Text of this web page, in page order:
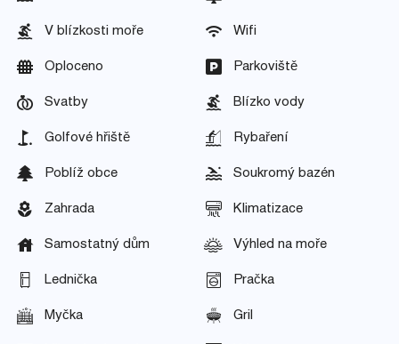
V blízkosti moře Wifi
Oploceno Parkoviště
Svatby Blízko vody
Golfové hřiště Rybaření
Poblíž obce Soukromý bazén
Zahrada Klimatizace
Samostatný dům Výhled na moře
Lednička Pračka
Myčka Gril